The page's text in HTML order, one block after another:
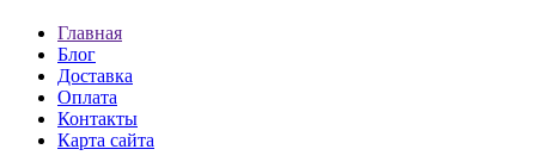
Главная
Блог
Доставка
Оплата
Контакты
Карта сайта